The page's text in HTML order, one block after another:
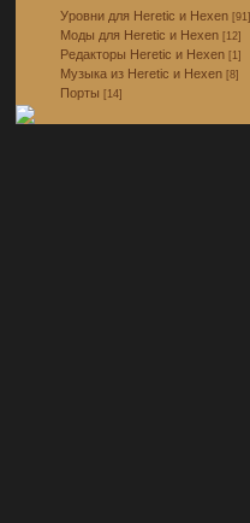
Уровни для Heretic и Hexen [91]
Моды для Heretic и Hexen [12]
Редакторы Heretic и Hexen [1]
Музыка из Heretic и Hexen [8]
Порты [14]